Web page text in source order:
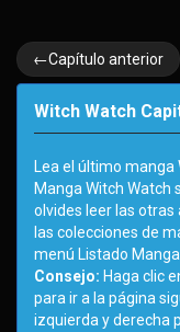
←Capítulo anterior
Witch Watch
Lea el último
Manga Witch Watch
olvides leer las otras
las colecciones de
menú Listado Manga.
Consejo: Haga clic
para ir a la página
izquierda y derecha